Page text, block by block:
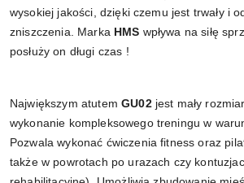
wysokiej jakości, dzięki czemu jest trwały i
zniszczenia. Marka HMS wpływa na siłę
posłuży on długi czas !
Największym atutemGU02 jest mały
wykonanie kompleksowego treningu w
Pozwala wykonać ćwiczenia fitness oraz
także w powrotach po urazach czy